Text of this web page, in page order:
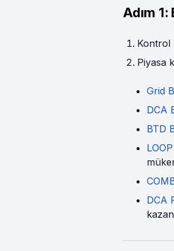
Adım
Kontrol
Piyasa
Grid
DCA
BTD
DCA